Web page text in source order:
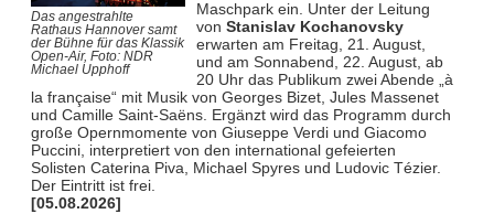
Das angestrahlte
Rathaus Hannover samt
der Bühne für das Klassik
Open-Air, Foto: NDR
Michael Upphoff
Maschpark ein. Unter der Leitung
von Stanislav Kochanovsky
erwarten am Freitag, 21. August,
und am Sonnabend, 22. August, ab
20 Uhr das Publikum zwei Abende „à
la française“ mit Musik von Georges Bizet, Jules Massenet
und Camille Saint-Saëns. Ergänzt wird das Programm durch
große Opernmomente von Giuseppe Verdi und Giacomo
Puccini, interpretiert von den international gefeierten
Solisten Caterina Piva, Michael Spyres und Ludovic Tézier.
Der Eintritt ist frei.
[05.08.2026]